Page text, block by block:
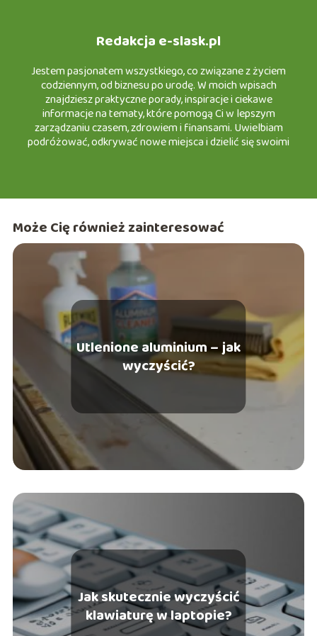
Redakcja e-slask.pl
Jestem pasjonatem wszystkiego, co związane z życiem
codziennym, od biznesu po urodę. W moich wpisach
znajdziesz praktyczne porady, inspiracje i ciekawe
informacje na tematy, które pomogą Ci w lepszym
zarządzaniu czasem, zdrowiem i finansami. Uwielbiam
podróżować, odkrywać nowe miejsca i dzielić się swoimi
coś dla siebie!
Może Cię również zainteresować
Utlenione aluminium – jak
wyczyścić?
Jak skutecznie wyczyścić
klawiaturę w laptopie?